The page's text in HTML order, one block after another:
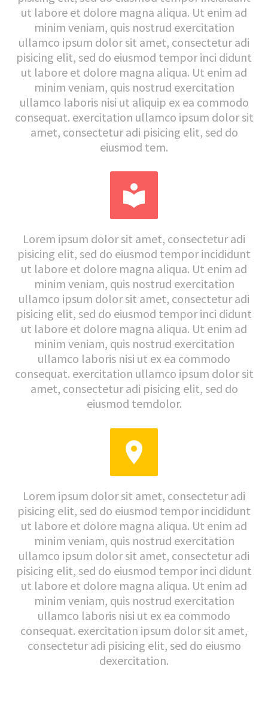
ut labore et dolore magna aliqua. Ut enim ad
minim veniam, quis nostrud exercitation
ullamco ipsum dolor sit amet, consectetur adi
pisicing elit, sed do eiusmod tempor inci didunt
ut labore et dolore magna aliqua. Ut enim ad
minim veniam, quis nostrud exercitation
ullamco laboris nisi ut aliquip ex ea commodo
consequat. exercitation ullamco ipsum dolor sit
amet, consectetur adi pisicing elit, sed do
eiusmod tem.


Lorem ipsum dolor sit amet, consectetur adi
pisicing elit, sed do eiusmod tempor incididunt
ut labore et dolore magna aliqua. Ut enim ad
minim veniam, quis nostrud exercitation
ullamco ipsum dolor sit amet, consectetur adi
pisicing elit, sed do eiusmod tempor inci didunt
ut labore et dolore magna aliqua. Ut enim ad
minim veniam, quis nostrud exercitation
ullamco laboris nisi ut ex ea commodo
consequat. exercitation ullamco ipsum dolor sit
amet, consectetur adi pisicing elit, sed do
eiusmod temdolor.


Lorem ipsum dolor sit amet, consectetur adi
pisicing elit, sed do eiusmod tempor incididunt
ut labore et dolore magna aliqua. Ut enim ad
minim veniam, quis nostrud exercitation
ullamco ipsum dolor sit amet, consectetur adi
pisicing elit, sed do eiusmod tempor inci didunt
ut labore et dolore magna aliqua. Ut enim ad
minim veniam, quis nostrud exercitation
ullamco laboris nisi ut ex ea commodo
consequat. exercitation ipsum dolor sit amet,
consectetur adi pisicing elit, sed do eiusmo
dexercitation.